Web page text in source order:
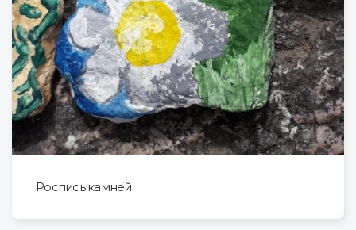
Роспись камней